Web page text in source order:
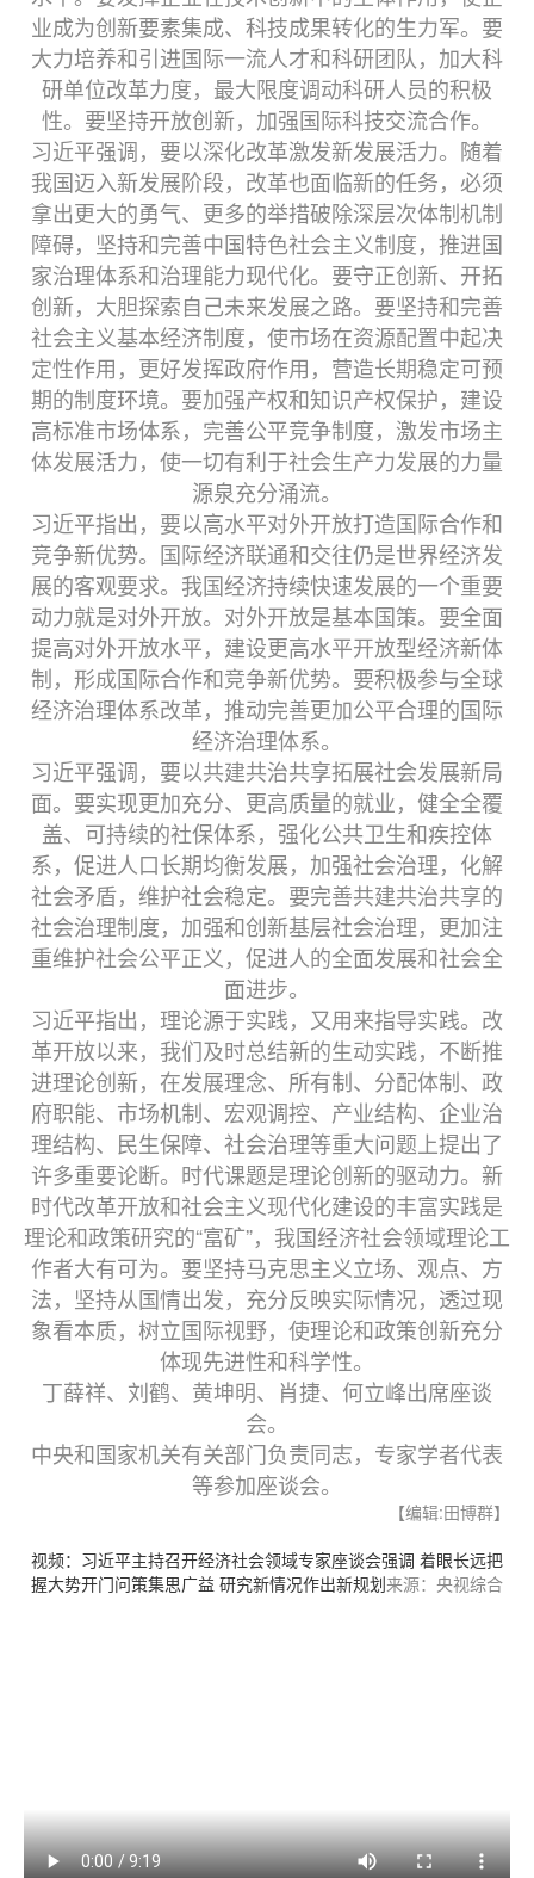
业成为创新要素集成、科技成果转化的生力军。要
大力培养和引进国际一流人才和科研团队，加大科
研单位改革力度，最大限度调动科研人员的积极
性。要坚持开放创新，加强国际科技交流合作。
习近平强调，要以深化改革激发新发展活力。随着
我国迈入新发展阶段，改革也面临新的任务，必须
拿出更大的勇气、更多的举措破除深层次体制机制
障碍，坚持和完善中国特色社会主义制度，推进国
家治理体系和治理能力现代化。要守正创新、开拓
创新，大胆探索自己未来发展之路。要坚持和完善
社会主义基本经济制度，使市场在资源配置中起决
定性作用，更好发挥政府作用，营造长期稳定可预
期的制度环境。要加强产权和知识产权保护，建设
高标准市场体系，完善公平竞争制度，激发市场主
体发展活力，使一切有利于社会生产力发展的力量
源泉充分涌流。
习近平指出，要以高水平对外开放打造国际合作和
竞争新优势。国际经济联通和交往仍是世界经济发
展的客观要求。我国经济持续快速发展的一个重要
动力就是对外开放。对外开放是基本国策。要全面
提高对外开放水平，建设更高水平开放型经济新体
制，形成国际合作和竞争新优势。要积极参与全球
经济治理体系改革，推动完善更加公平合理的国际
经济治理体系。
习近平强调，要以共建共治共享拓展社会发展新局
面。要实现更加充分、更高质量的就业，健全全覆
盖、可持续的社保体系，强化公共卫生和疾控体
系，促进人口长期均衡发展，加强社会治理，化解
社会矛盾，维护社会稳定。要完善共建共治共享的
社会治理制度，加强和创新基层社会治理，更加注
重维护社会公平正义，促进人的全面发展和社会全
面进步。
习近平指出，理论源于实践，又用来指导实践。改
革开放以来，我们及时总结新的生动实践，不断推
进理论创新，在发展理念、所有制、分配体制、政
府职能、市场机制、宏观调控、产业结构、企业治
理结构、民生保障、社会治理等重大问题上提出了
许多重要论断。时代课题是理论创新的驱动力。新
时代改革开放和社会主义现代化建设的丰富实践是
理论和政策研究的“富矿”，我国经济社会领域理论工
作者大有可为。要坚持马克思主义立场、观点、方
法，坚持从国情出发，充分反映实际情况，透过现
象看本质，树立国际视野，使理论和政策创新充分
体现先进性和科学性。
丁薛祥、刘鹤、黄坤明、肖捷、何立峰出席座谈
会。
中央和国家机关有关部门负责同志，专家学者代表
等参加座谈会。
【编辑:田博群】
视频：习近平主持召开经济社会领域专家座谈会强调 着眼长远把
握大势开门问策集思广益 研究新情况作出新规划来源：央视综合